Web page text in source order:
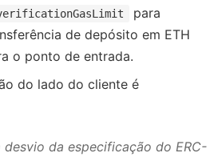
para
de depósito em ETH
o ponto de entrada.
do lado do cliente é
desvio da especificação do ERC-